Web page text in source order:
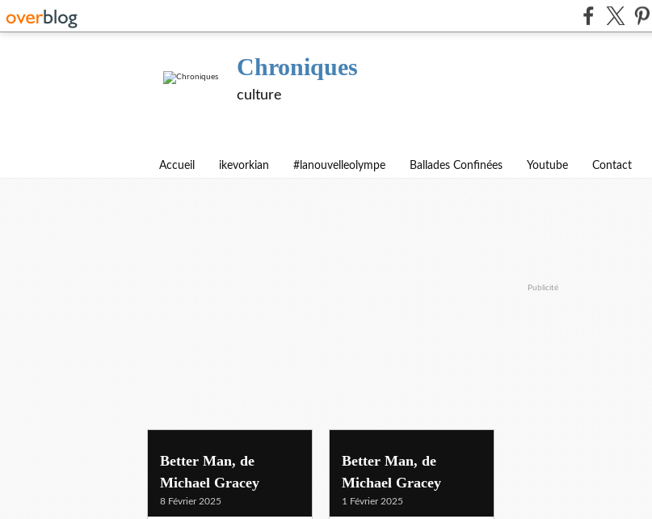
Chroniques
culture
Accueil ikevorkian #lanouvelleolympe Ballades Confinées Youtube Contact
Publicité
michaelgracey
Better Man, de
Michael Gracey
8 Février 2025
Better Man, de
Michael Gracey
1 Février 2025